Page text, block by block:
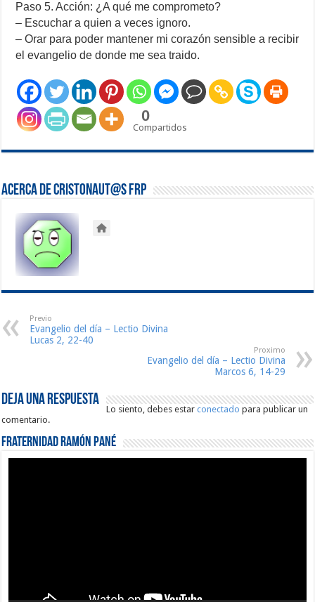
Paso 5. Acción: ¿A qué me comprometo?
– Escuchar a quien a veces ignoro.
– Orar para poder mantener mi corazón sensible a recibir
el evangelio de donde me sea traido.
0
Compartidos
Acerca de Cristonaut@s FRP
Previo
Evangelio del día – Lectio Divina
Lucas 2, 22-40
Proximo
Evangelio del día – Lectio Divina
Marcos 6, 14-29
Deja una respuesta
Lo siento, debes estarconectado para publicar un
comentario.
Fraternidad Ramón Pané